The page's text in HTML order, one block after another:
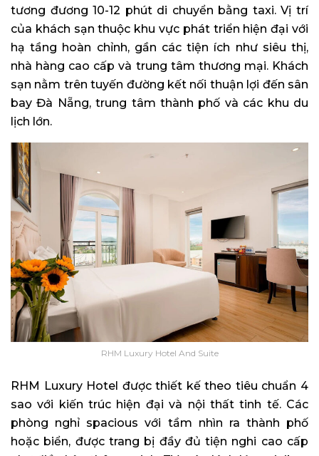
tương đương 10-12 phút di chuyển bằng taxi. Vị trí
của khách sạn thuộc khu vực phát triển hiện đại với
hạ tầng hoàn chỉnh, gần các tiện ích như siêu thị,
nhà hàng cao cấp và trung tâm thương mại. Khách
sạn nằm trên tuyến đường kết nối thuận lợi đến sân
bay Đà Nẵng, trung tâm thành phố và các khu du
lịch lớn.
RHM Luxury Hotel And Suite
RHM Luxury Hotel được thiết kế theo tiêu chuẩn 4
sao với kiến trúc hiện đại và nội thất tinh tế. Các
phòng nghỉ spacious với tầm nhìn ra thành phố
hoặc biển, được trang bị đầy đủ tiện nghi cao cấp